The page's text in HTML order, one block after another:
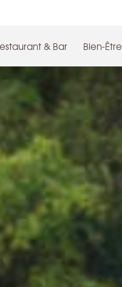
& Bar Bien-Être